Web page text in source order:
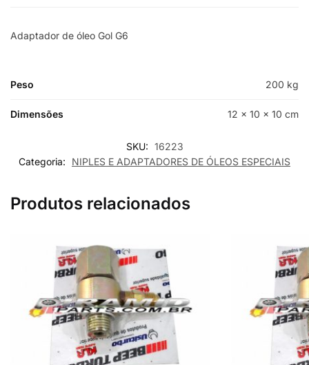
Adaptador de óleo Gol G6
Peso 200 kg
Dimensões 12 × 10 × 10 cm
SKU: 16223
Categoria:
NIPLES E ADAPTADORES DE ÓLEOS ESPECIAIS
Produtos relacionados